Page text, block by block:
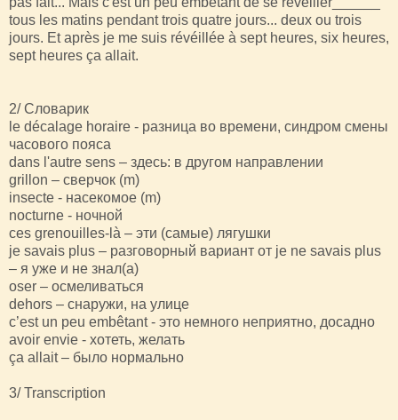
tous les matins pendant trois quatre jours... deux ou trois
jours. Et après je me suis révéillée à sept heures, six heures,
sept heures ça allait.
2/ Словарик
le décalage horaire - разница во времени, синдром смены
часового пояса
dans l'autre sens – здесь: в другом направлении
grillon – сверчок (m)
insecte - насекомое (m)
nocturne - ночной
ces grenouilles-là – эти (самые) лягушки
je savais plus – разговорный вариант от je ne savais plus
– я уже и не знал(а)
oser – осмеливаться
dehors – снаружи, на улице
c’est un peu embêtant - это немного неприятно, досадно
avoir envie - хотеть, желать
ça allait – было нормально
3/ Transcription